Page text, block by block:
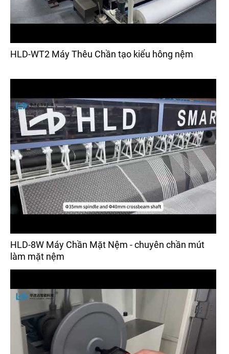
HLD-WT2 Máy Thêu Chần tạo kiểu hông nệm
HLD-8W Máy Chần Mặt Nệm - chuyên chần mút
làm mặt nệm